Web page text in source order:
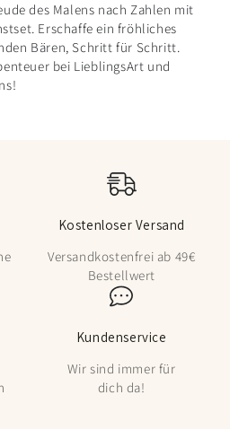
des Malens nach Zahlen mit
Erschaffe ein fröhliches
Bären, Schritt für Schritt.
bei LieblingsArt und
Kostenloser Versand
Versandkostenfrei ab 49€
Bestellwert
Kundenservice
Wir sind immer für
dich da!